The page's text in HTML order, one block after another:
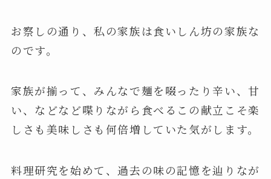
お察しの通り、私の家族は食いしん坊の家族な
のです。
家族が揃って、みんなで麺を啜ったり辛い、甘
い、などなど喋りながら食べるこの献立こそ楽
しさも美味しさも何倍増していた気がします。
料理研究を始めて、過去の味の記憶を辿りなが